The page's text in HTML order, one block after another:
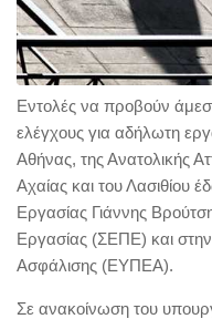
Εντολές να προβούν
ελέγχους για αδήλωτη
Αθήνας, της Ανατολικής
Αχαίας και του Λασιθίου
Εργασίας Γιάννης
Εργασίας (ΣΕΠΕ) και
Ασφάλισης (ΕΥΠΕΑ).
Σε ανακοίνωση του